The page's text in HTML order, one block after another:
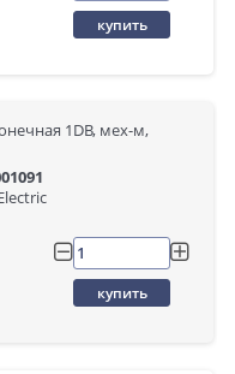
купить
1DB, мех-м,
купить